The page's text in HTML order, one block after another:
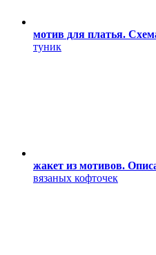
мотив для платья.
туник
жакет из мотивов.
вязаных кофточек